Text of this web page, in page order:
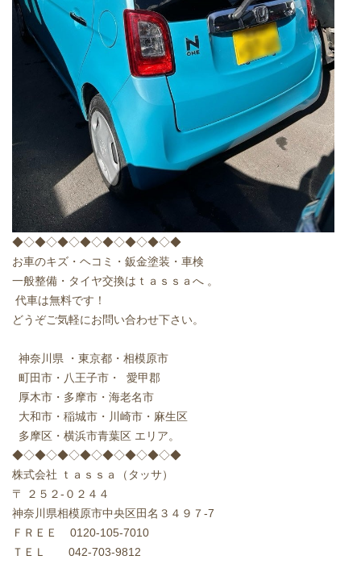
◆◇◆◇◆◇◆◇◆◇◆◇◆◇◆
お車のキズ・ヘコミ・鈑金塗装・車検
一般整備・タイヤ交換はｔａｓｓａへ 。
代車は無料です！
どうぞご気軽にお問い合わせ下さい。
神奈川県 ・東京都・相模原市
町田市・八王子市・ 愛甲郡
厚木市・多摩市・海老名市
大和市・稲城市・川崎市・麻生区
多摩区・横浜市青葉区 エリア。
◆◇◆◇◆◇◆◇◆◇◆◇◆◇◆
株式会社 ｔａｓｓａ（タッサ）
〒 ２５２-０２４４
神奈川県相模原市中央区田名３４９７-7
ＦＲＥＥ 0120-105-7010
ＴＥＬ 042-703-9812